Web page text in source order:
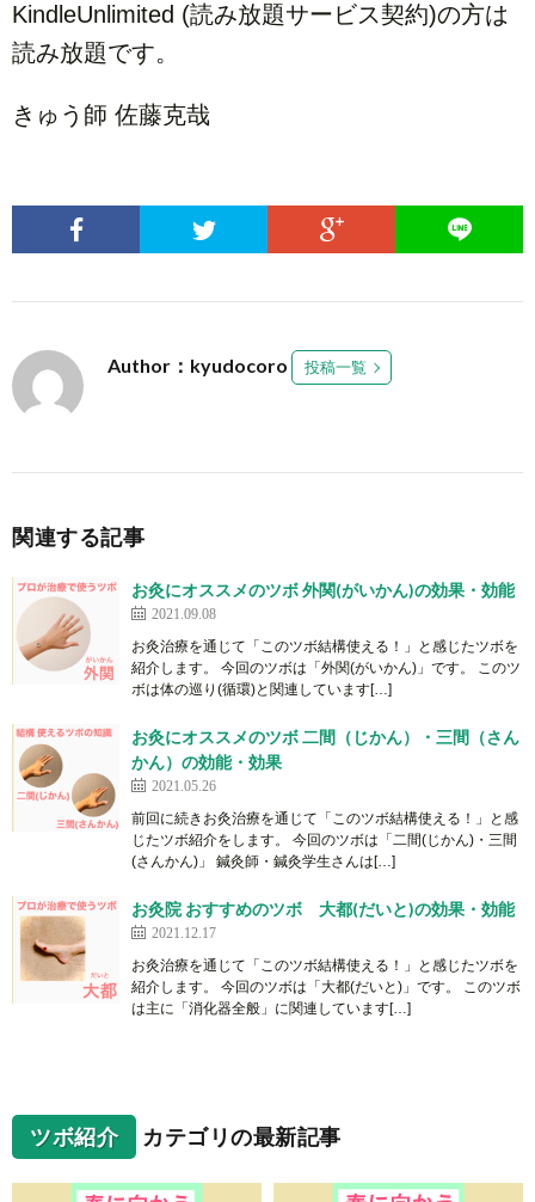
KindleUnlimited (読み放題サービス契約)の方は
読み放題です。
きゅう師 佐藤克哉
Author：kyudocoro 投稿一覧
関連する記事
お灸にオススメのツボ 外関(がいかん)の効果・効能
2021.09.08
お灸治療を通じて「このツボ結構使える！」と感じたツボを
紹介します。 今回のツボは「外関(がいかん)」です。 このツ
ボは体の巡り(循環)と関連しています[…]
お灸にオススメのツボ 二間（じかん）・三間（さん
かん）の効能・効果
2021.05.26
前回に続きお灸治療を通じて「このツボ結構使える！」と感
じたツボ紹介をします。 今回のツボは「二間(じかん)・三間
(さんかん)」 鍼灸師・鍼灸学生さんは[…]
お灸院 おすすめのツボ 大都(だいと)の効果・効能
2021.12.17
お灸治療を通じて「このツボ結構使える！」と感じたツボを
紹介します。 今回のツボは「大都(だいと)」です。 このツボ
は主に「消化器全般」に関連しています[…]
ツボ紹介 カテゴリの最新記事